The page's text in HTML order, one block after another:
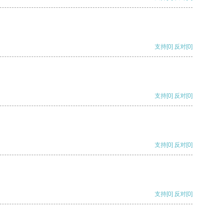
支持[0] 反对[0]
支持[0] 反对[0]
支持[0] 反对[0]
支持[0] 反对[0]